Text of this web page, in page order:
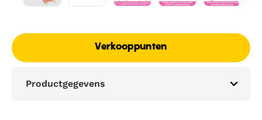
Verkooppunten
Productgegevens